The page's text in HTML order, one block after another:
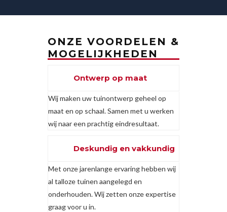
ONZE VOORDELEN &
MOGELIJKHEDEN
Ontwerp op maat
Wij maken uw tuinontwerp geheel op
maat en op schaal. Samen met u werken
wij naar een prachtig eindresultaat.
Deskundig en vakkundig
Met onze jarenlange ervaring hebben wij
al talloze tuinen aangelegd en
onderhouden. Wij zetten onze expertise
graag voor u in.